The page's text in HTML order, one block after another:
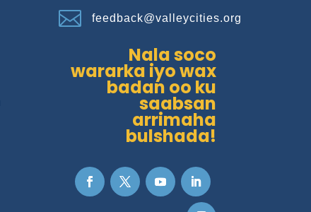
 feedback@valleycities.org
Nala soco
wararka iyo wax
badan oo ku
saabsan
arrimaha
bulshada!